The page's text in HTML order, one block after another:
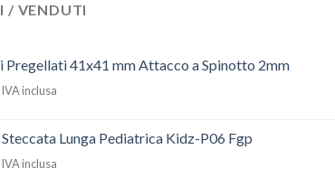
/ VENDUTI
Pregellati 41x41 mm Attacco a Spinotto 2mm
IVA inclusa
Lunga Pediatrica Kidz-P06 Fgp
IVA inclusa